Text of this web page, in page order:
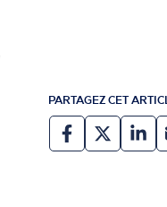
PARTAGEZ CET